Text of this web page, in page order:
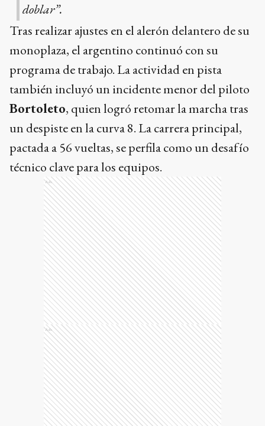
doblar”.
Tras realizar ajustes en el alerón delantero de su
monoplaza, el argentino continuó con su
programa de trabajo. La actividad en pista
también incluyó un incidente menor del piloto
Bortoleto, quien logró retomar la marcha tras
un despiste en la curva 8. La carrera principal,
pactada a 56 vueltas, se perfila como un desafío
técnico clave para los equipos.
Ads
Ads